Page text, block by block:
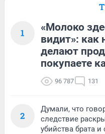
1
«Молоко
видит»: как
делают
покупаете
96 787 131
2
Думали, что
следствие
убийства брата